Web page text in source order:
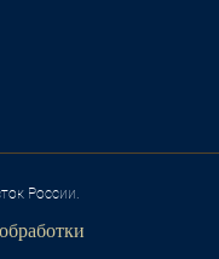
России.